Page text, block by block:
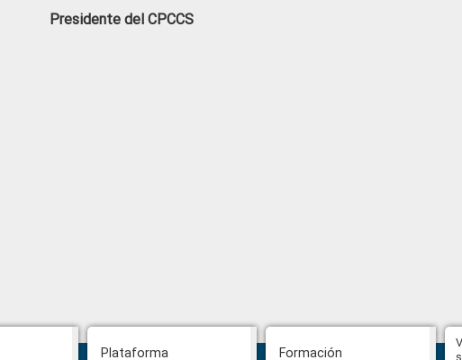
Presidente del CPCCS
Plataforma
Formación
Hasta el 31 de julio se podrán
presentar impugnaciones en